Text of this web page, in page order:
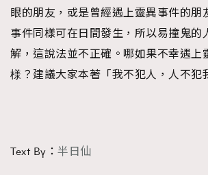
眼的朋友，或是曾經遇上靈異事件的朋
事件同樣可在日間發生，所以易撞鬼的
解，這說法並不正確。哪如果不幸遇上
様？建議大家本著「我不犯人，人不犯
Text By： 半日仙